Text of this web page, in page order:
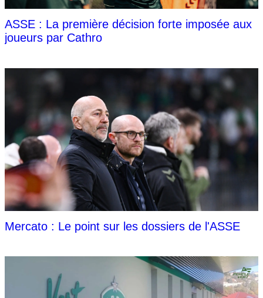
ASSE : La première décision forte imposée aux
joueurs par Cathro
Mercato : Le point sur les dossiers de l'ASSE